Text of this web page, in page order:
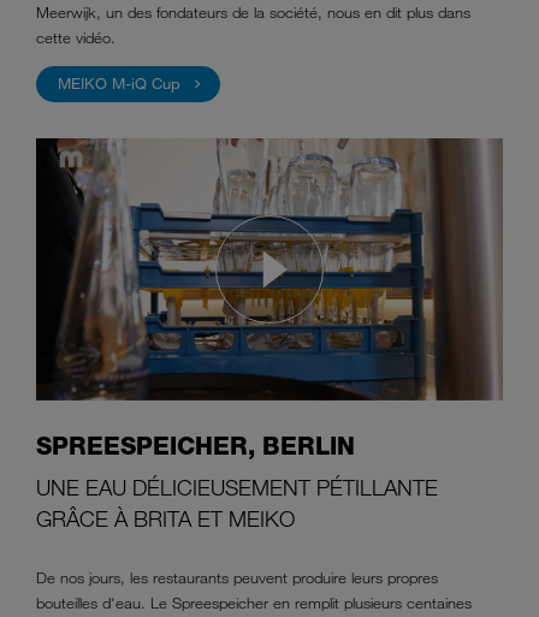
Meerwijk, un des fondateurs de la société, nous en dit plus dans
cette vidéo.
MEIKO M-iQ Cup
SPREESPEICHER, BERLIN
UNE EAU DÉLICIEUSEMENT PÉTILLANTE
GRÂCE À BRITA ET MEIKO
De nos jours, les restaurants peuvent produire leurs propres
bouteilles d'eau. Le Spreespeicher en remplit plusieurs centaines